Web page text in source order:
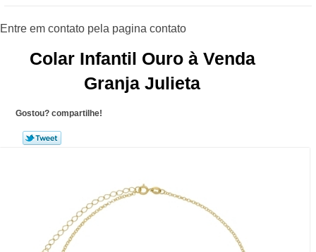
Colar Infantil Ouro à Venda
Granja Julieta
Gostou? compartilhe!